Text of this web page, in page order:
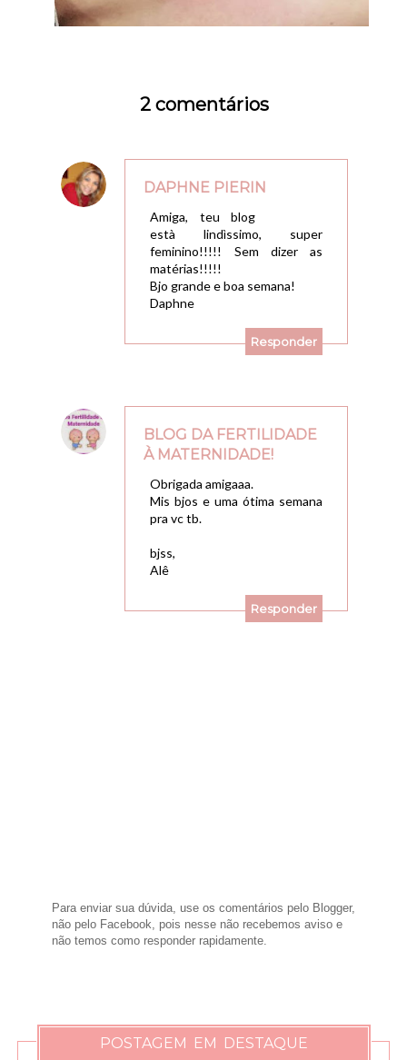
2 comentários
DAPHNE PIERIN
Amiga, teu blog
està lindìssimo, super
feminino!!!!! Sem dizer as
matérias!!!!!
Bjo grande e boa semana!
Daphne
Responder
BLOG DA FERTILIDADE
À MATERNIDADE!
Obrigada amigaaa.
Mis bjos e uma ótima semana
pra vc tb.
bjss,
Alê
Responder
Para enviar sua dúvida, use os comentários pelo Blogger,
não pelo Facebook, pois nesse não recebemos aviso e
não temos como responder rapidamente.
POSTAGEM EM DESTAQUE